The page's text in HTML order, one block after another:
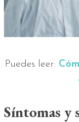
Puedes leer:
Síntomas y